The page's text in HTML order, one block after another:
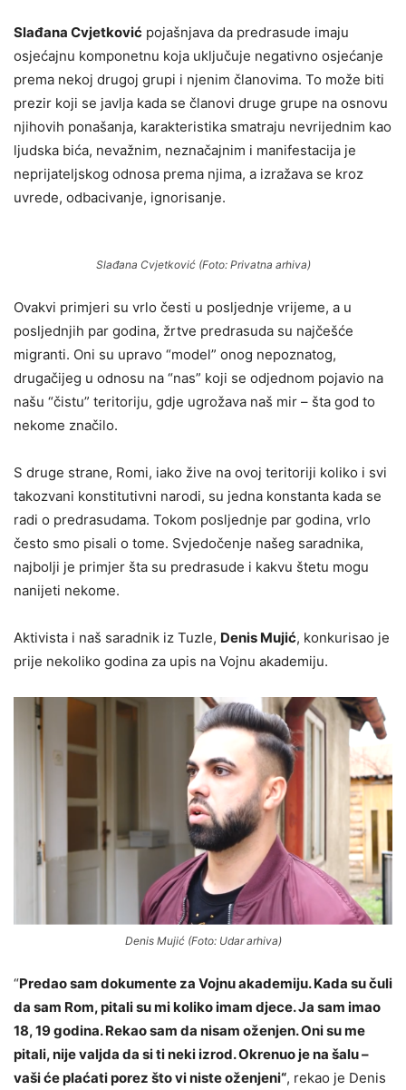
Slađana Cvjetković pojašnjava da predrasude imaju
osjećajnu komponetnu koja uključuje negativno osjećanje
prema nekoj drugoj grupi i njenim članovima. To može biti
prezir koji se javlja kada se članovi druge grupe na osnovu
njihovih ponašanja, karakteristika smatraju nevrijednim kao
ljudska bića, nevažnim, neznačajnim i manifestacija je
neprijateljskog odnosa prema njima, a izražava se kroz
uvrede, odbacivanje, ignorisanje.
Slađana Cvjetković (Foto: Privatna arhiva)
Ovakvi primjeri su vrlo česti u posljednje vrijeme, a u
posljednjih par godina, žrtve predrasuda su najčešće
migranti. Oni su upravo “model” onog nepoznatog,
drugačijeg u odnosu na “nas” koji se odjednom pojavio na
našu “čistu” teritoriju, gdje ugrožava naš mir – šta god to
nekome značilo.
S druge strane, Romi, iako žive na ovoj teritoriji koliko i svi
takozvani konstitutivni narodi, su jedna konstanta kada se
radi o predrasudama. Tokom posljednje par godina, vrlo
često smo pisali o tome. Svjedočenje našeg saradnika,
najbolji je primjer šta su predrasude i kakvu štetu mogu
nanijeti nekome.
Aktivista i naš saradnik iz Tuzle, Denis Mujić, konkurisao je
prije nekoliko godina za upis na Vojnu akademiju.
Denis Mujić (Foto: Udar arhiva)
“Predao sam dokumente za Vojnu akademiju. Kada su čuli
da sam Rom, pitali su mi koliko imam djece. Ja sam imao
18, 19 godina. Rekao sam da nisam oženjen. Oni su me
pitali, nije valjda da si ti neki izrod. Okrenuo je na šalu –
vaši će plaćati porez što vi niste oženjeni“, rekao je Denis